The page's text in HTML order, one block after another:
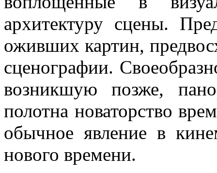
архитектуру сцены.
оживших картин,
сценографии.
возникшую позже,
полотна новаторство
обычное явление в
нового времени.